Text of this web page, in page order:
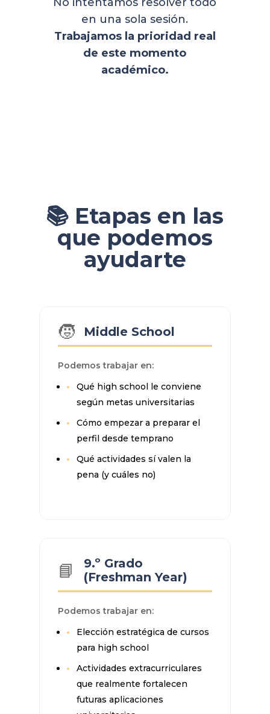
No intentamos resolver todo
en una sola sesión.
Trabajamos la prioridad real
de este momento
académico.
📚 Etapas en las
que podemos
ayudarte
🧒 Middle School
Podemos trabajar en:
Qué high school le conviene
según metas universitarias
Cómo empezar a preparar el
perfil desde temprano
Qué actividades sí valen la
pena (y cuáles no)
📘
9.º Grado
(Freshman Year)
Podemos trabajar en:
Elección estratégica de cursos
para high school
Actividades extracurriculares
que realmente fortalecen
futuras aplicaciones